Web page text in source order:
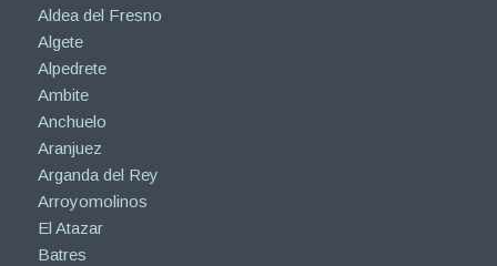
Aldea del Fresno
Algete
Alpedrete
Ambite
Anchuelo
Aranjuez
Arganda del Rey
Arroyomolinos
El Atazar
Batres